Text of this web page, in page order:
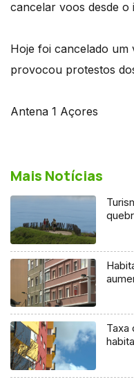
cancelar voos desde o
Hoje foi cancelado um
provocou protestos
Antena 1 Açores
Mais Notícias
Taxa